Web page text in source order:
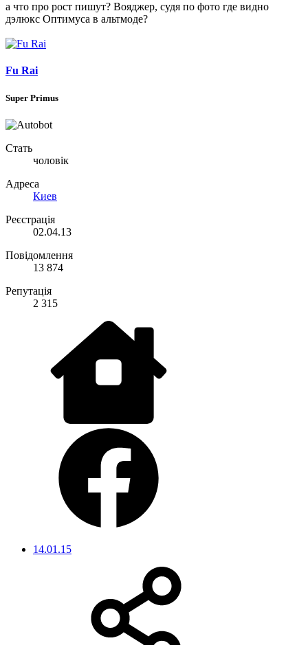
а что про рост пишут? Вояджер, судя по фото где видно
дэлюкс Оптимуса в альтмоде?
Fu Rai
Super Primus
Стать
чоловік
Адреса
Киев
Реєстрація
02.04.13
Повідомлення
13 874
Репутація
2 315
14.01.15